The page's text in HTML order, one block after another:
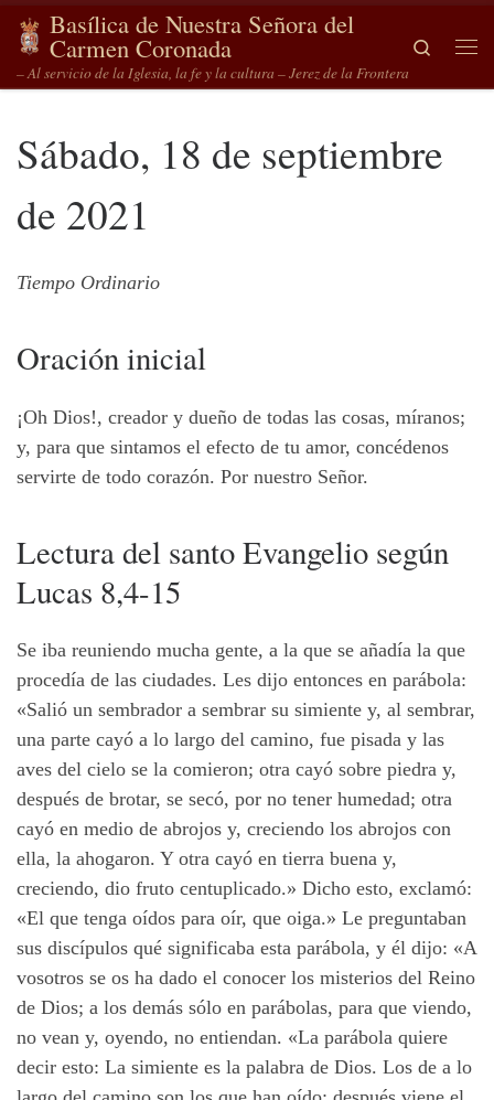
Saltar al contenido
Basílica de Nuestra Señora del
Carmen Coronada
– Al servicio de la Iglesia, la fe y la cultura – Jerez de la Frontera
Search
Sábado, 18 de septiembre
de 2021
Tiempo Ordinario
Oracióninicial
¡Oh Dios!, creador y dueño de todas las cosas, míranos;
y, para que sintamos el efecto de tu amor, concédenos
servirte de todo corazón. Por nuestro Señor.
Lectura del santoEvangelio según
Lucas 8,4-15
Se iba reuniendo mucha gente, a la que se añadía la que
procedía de las ciudades. Les dijo entonces en parábola:
«Salió un sembrador a sembrar su simiente y, al sembrar,
una parte cayó a lo largo del camino, fue pisada y las
aves del cielo se la comieron; otra cayó sobre piedra y,
después de brotar, se secó, por no tener humedad; otra
cayó en medio de abrojos y, creciendo los abrojos con
ella, la ahogaron. Y otra cayó en tierra buena y,
creciendo, dio fruto centuplicado.» Dicho esto, exclamó:
«El que tenga oídos para oír, que oiga.» Le preguntaban
sus discípulos qué significaba esta parábola, y él dijo: «A
vosotros se os ha dado el conocer los misterios del Reino
de Dios; a los demás sólo en parábolas, para que viendo,
no vean y, oyendo, no entiendan. «La parábola quiere
decir esto: La simiente es la palabra de Dios. Los de a lo